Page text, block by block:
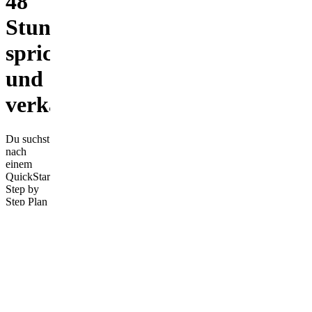
Stunden
spricht
und
verkauft
Du suchst
nach
einem
QuickStart
Step by
Step Plan